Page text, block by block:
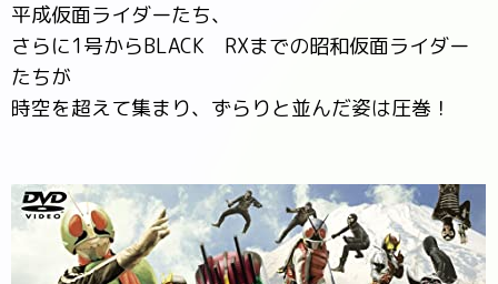
平成仮面ライダーたち、
さらに1号からBLACK RXまでの昭和仮面ライダー
たちが
時空を超えて集まり、ずらりと並んだ姿は圧巻！